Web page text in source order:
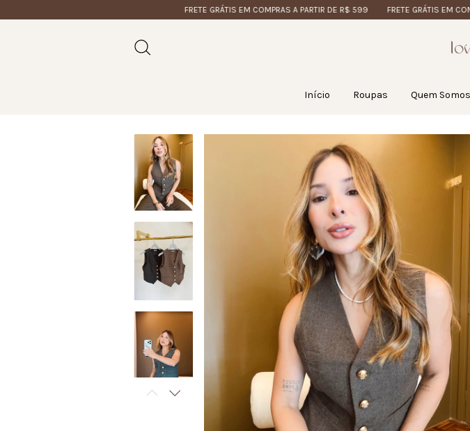
FRETE GRÁTIS EM COMPRAS A PARTIR DE R$ 599 FRETE GRÁTIS EM
Início Roupas Quem Somos